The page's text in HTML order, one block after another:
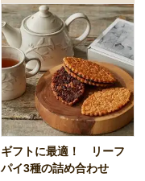
ギフトに最適！ リーフ
パイ3種の詰め合わせ